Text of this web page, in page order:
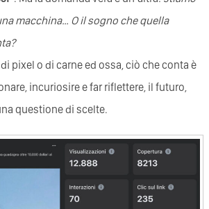
macchina… O il sogno che quella
pixel o di carne ed ossa, ciò che conta è
incuriosire e far riflettere, il futuro,
questione di scelte.